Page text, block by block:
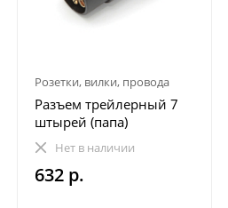
Розетки, вилки, провода
Разъем трейлерный 7
штырей (папа)
Нет в наличии
632 р.